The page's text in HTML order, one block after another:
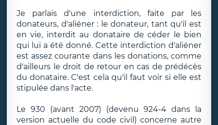
Je parlais d'une interdiction, faite par les
donateurs, d'aliéner : le donateur, tant qu'il est
en vie, interdit au donataire de céder le bien
qui lui a été donné. Cette interdiction d'aliéner
est assez courante dans les donations, comme
d'ailleurs le droit de retour en cas de prédécès
du donataire. C'est cela qu'il faut voir si elle est
stipulée dans l'acte.
Le 930 (avant 2007) (devenu 924-4 dans la
version actuelle du code civil) concerne autre